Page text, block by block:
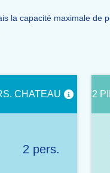
la capacité maximale de
CHATEAU
2 pers.
2